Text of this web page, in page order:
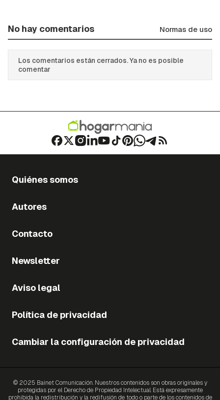
No hay comentarios Normas de uso
Los comentarios están cerrados. Ya no es posible
comentar
Quiénes somos
Autores
Contacto
Newsletter
Aviso legal
Política de privacidad
Cambiar la configuración de privacidad
© 2025 Bainet Comunicación. Nuestros contenidos son obras originales y
protegidas por el Derecho de Propiedad Intelectual. Está expresamente
prohibida la redistribución y la redifusión de todo o parte de los contenidos de